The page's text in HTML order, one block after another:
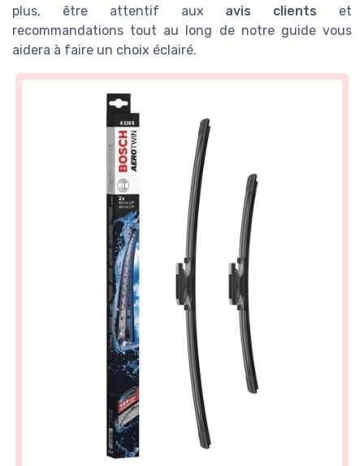
plus, être attentif aux avis clients et
recommandations tout au long de notre guide vous
aidera à faire un choix éclairé.